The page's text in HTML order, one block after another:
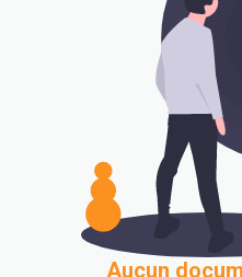
Aucun